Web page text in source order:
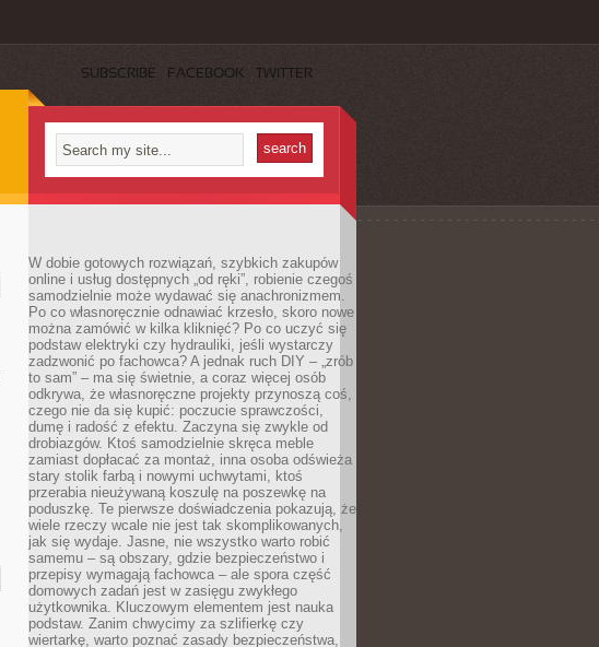
SUBSCRIBE FACEBOOK TWITTER
W dobie gotowych rozwiązań, szybkich zakupów
online i usług dostępnych „od ręki”, robienie czegoś
samodzielnie może wydawać się anachronizmem.
Po co własnoręcznie odnawiać krzesło, skoro nowe
można zamówić w kilka kliknięć? Po co uczyć się
podstaw elektryki czy hydrauliki, jeśli wystarczy
zadzwonić po fachowca? A jednak ruch DIY – „zrób
to sam” – ma się świetnie, a coraz więcej osób
odkrywa, że własnoręczne projekty przynoszą coś,
czego nie da się kupić: poczucie sprawczości,
dumę i radość z efektu. Zaczyna się zwykle od
drobiazgów. Ktoś samodzielnie skręca meble
zamiast dopłacać za montaż, inna osoba odświeża
stary stolik farbą i nowymi uchwytami, ktoś
przerabia nieużywaną koszulę na poszewkę na
poduszkę. Te pierwsze doświadczenia pokazują, że
wiele rzeczy wcale nie jest tak skomplikowanych,
jak się wydaje. Jasne, nie wszystko warto robić
samemu – są obszary, gdzie bezpieczeństwo i
przepisy wymagają fachowca – ale spora część
domowych zadań jest w zasięgu zwykłego
użytkownika. Kluczowym elementem jest nauka
podstaw. Zanim chwycimy za szlifierkę czy
wiertarkę, warto poznać zasady bezpieczeństwa,